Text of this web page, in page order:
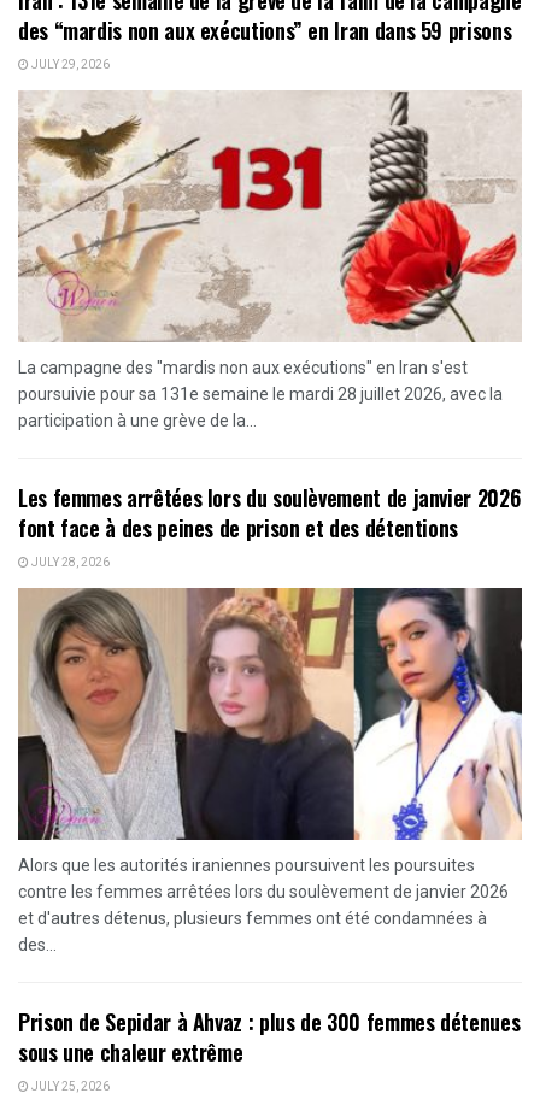
des “mardis non aux exécutions” en Iran dans 59 prisons
JULY 29, 2026
La campagne des "mardis non aux exécutions" en Iran s'est
poursuivie pour sa 131e semaine le mardi 28 juillet 2026, avec la
participation à une grève de la...
Les femmes arrêtées lors du soulèvement de janvier 2026
font face à des peines de prison et des détentions
JULY 28, 2026
Alors que les autorités iraniennes poursuivent les poursuites
contre les femmes arrêtées lors du soulèvement de janvier 2026
et d'autres détenus, plusieurs femmes ont été condamnées à
des...
Prison de Sepidar à Ahvaz : plus de 300 femmes détenues
sous une chaleur extrême
JULY 25, 2026